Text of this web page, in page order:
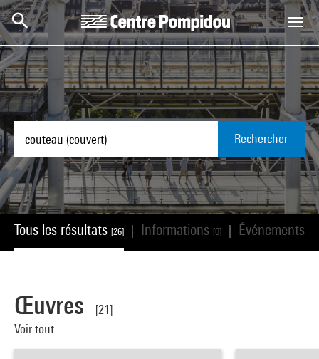
Aller au contenu principal
Centre Pompidou
Rechercher
Tous les résultats [26] Informations [0] Événements
Œuvres
[21]
Voir tout